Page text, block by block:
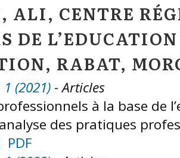
ALI, CENTRE
DE
RABAT,
(2021)- Articles
à la base de
des pratiques
PDF